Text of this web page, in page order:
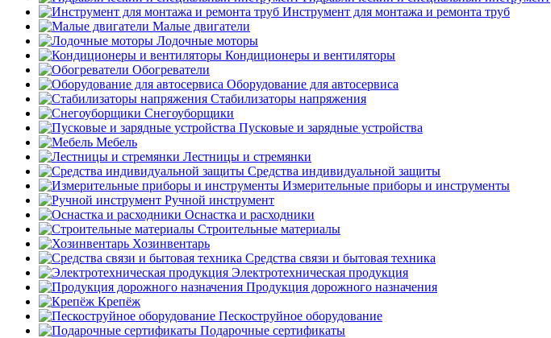
Инструмент для монтажа и ремонта труб
Малые двигатели
Лодочные моторы
Кондиционеры и вентиляторы
Обогреватели
Оборудование для автосервиса
Стабилизаторы напряжения
Снегоуборщики
Пусковые и зарядные устройства
Мебель
Лестницы и стремянки
Средства индивидуальной защиты
Измерительные приборы и инструменты
Ручной инструмент
Оснастка и расходники
Строительные материалы
Хозинвентарь
Средства связи и бытовая техника
Электротехническая продукция
Продукция дорожного назначения
Крепёж
Пескоструйное оборудование
Подарочные сертификаты